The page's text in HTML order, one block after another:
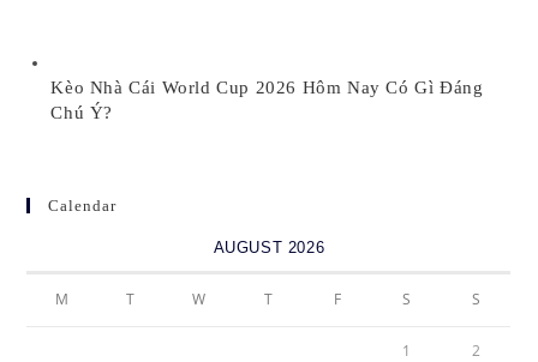
Kèo Nhà Cái World Cup 2026 Hôm Nay Có Gì Đáng
Chú Ý?
Calendar
AUGUST 2026
M T W T F S S
1 2